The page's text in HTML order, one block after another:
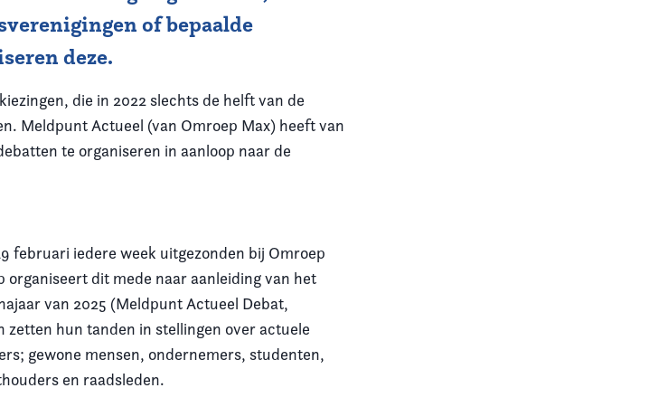
of bepaalde
deze.
die in 2022 slechts de helft van de
Meldpunt Actueel (van Omroep Max) heeft van
te organiseren in aanloop naar de
februari iedere week uitgezonden bij Omroep
organiseert dit mede naar aanleiding van het
van 2025 (Meldpunt Actueel Debat,
hun tanden in stellingen over actuele
gewone mensen, ondernemers, studenten,
en raadsleden.